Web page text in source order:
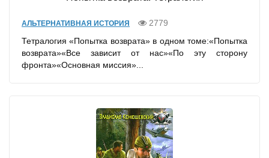
АЛЬТЕРНАТИВНАЯ ИСТОРИЯ
2779
Тетралогия «Попытка возврата» в одном томе:«Попытка
возврата»«Все зависит от нас»«По эту сторону
фронта»«Основная миссия»...